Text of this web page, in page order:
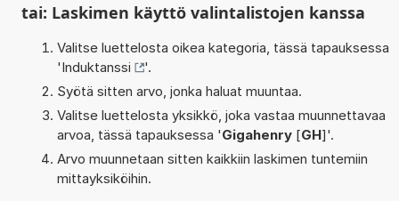
tai: Laskimen käyttö valintalistojen kanssa
Valitse luettelosta oikea kategoria, tässä tapauksessa
'Induktanssi
'.
Syötä sitten arvo, jonka haluat muuntaa.
Valitse luettelosta yksikkö, joka vastaa muunnettavaa
arvoa, tässä tapauksessa 'Gigahenry[GH]'.
Arvo muunnetaan sitten kaikkiin laskimen tuntemiin
mittayksiköihin.